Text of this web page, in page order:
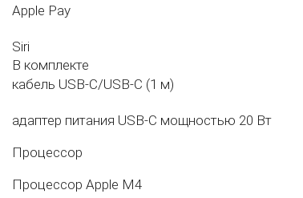
Apple Pay
Siri
В комплекте
кабель USB‑C/USB‑C (1 м)
адаптер питания USB‑C мощностью 20 Вт
Процессор
Процессор Apple M4